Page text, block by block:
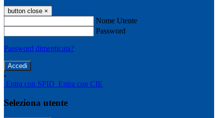
button close ×
Nome Utente
Password
Password dimenticata?
-
Entra con SPID Entra con CIE
Seleziona utente